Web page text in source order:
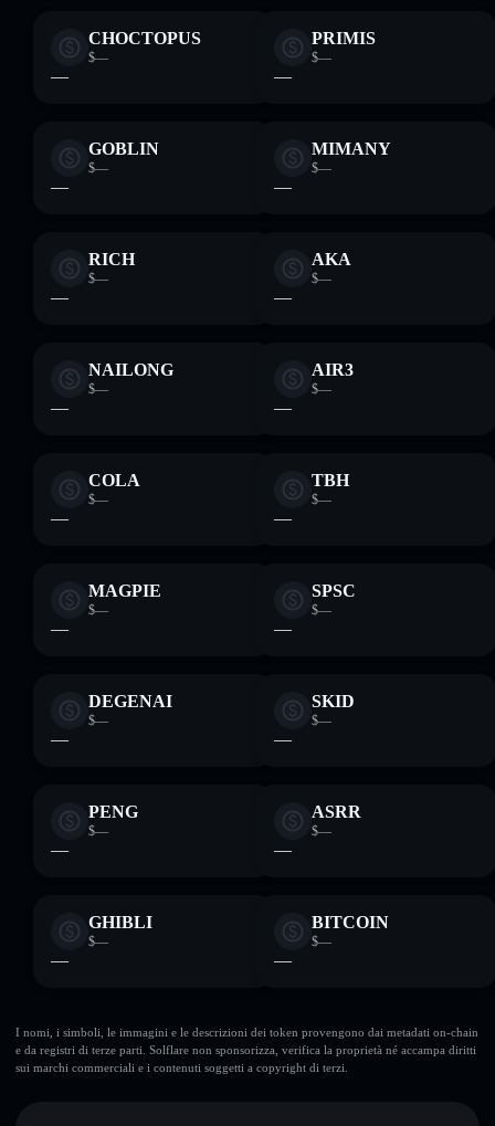
CHOCTOPUS
$—
—
PRIMIS
$—
—
GOBLIN
$—
—
MIMANY
$—
—
RICH
$—
—
AKA
$—
—
NAILONG
$—
—
AIR3
$—
—
COLA
$—
—
TBH
$—
—
MAGPIE
$—
—
SPSC
$—
—
DEGENAI
$—
—
SKID
$—
—
PENG
$—
—
ASRR
$—
—
GHIBLI
$—
—
BITCOIN
$—
—
I nomi, i simboli, le immagini e le descrizioni dei token provengono dai metadati on-chain
e da registri di terze parti. Solflare non sponsorizza, verifica la proprietà né accampa diritti
sui marchi commerciali e i contenuti soggetti a copyright di terzi.